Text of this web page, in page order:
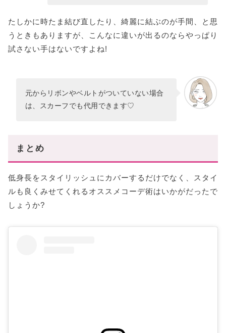
たしかに時たま結び直したり、綺麗に結ぶのが手間、と思
うときもありますが、こんなに違いが出るのならやっぱり
試さない手はないですよね!
元からリボンやベルトがついていない場合
は、スカーフでも代用できます♡
まとめ
低身長をスタイリッシュにカバーするだけでなく、スタイ
ルも良くみせてくれるオススメコーデ術はいかがだったで
しょうか?